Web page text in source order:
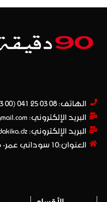
الهاتف: 08 03 25 041 (00 213) +​
البريد الإلكتروني: journal90minutes2006@gmail.com
البريد الإلكتروني: contact@ 90dakika.dz
العنوان:10 سوداني عمر- مارافال - وهران, الجزائر.